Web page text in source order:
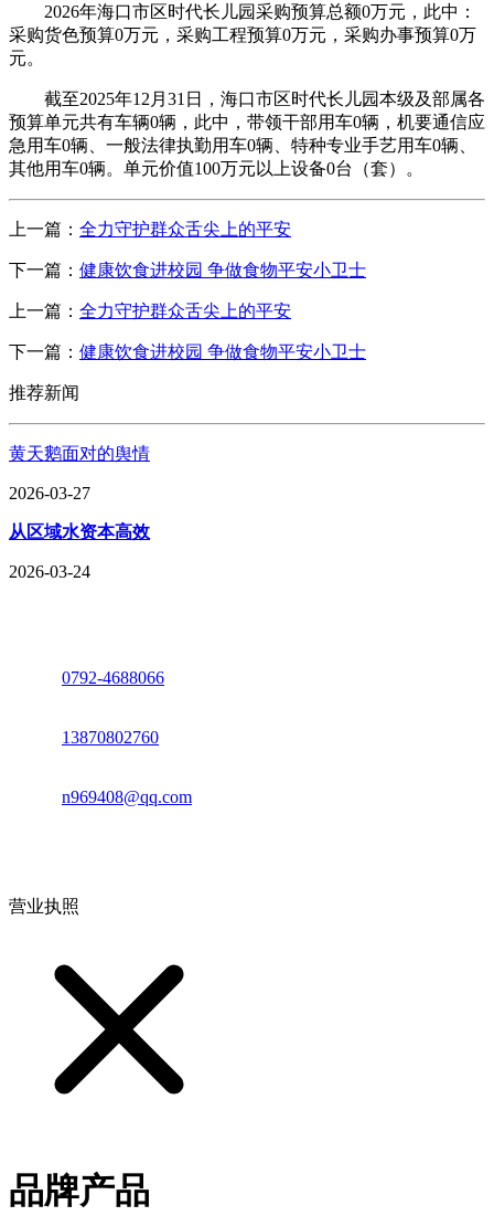
2026年海口市区时代长儿园采购预算总额0万元，此中：
采购货色预算0万元，采购工程预算0万元，采购办事预算0万
元。
截至2025年12月31日，海口市区时代长儿园本级及部属各
预算单元共有车辆0辆，此中，带领干部用车0辆，机要通信应
急用车0辆、一般法律执勤用车0辆、特种专业手艺用车0辆、
其他用车0辆。单元价值100万元以上设备0台（套）。
上一篇： 全力守护群众舌尖上的平安
下一篇： 健康饮食进校园 争做食物平安小卫士
上一篇： 全力守护群众舌尖上的平安
下一篇： 健康饮食进校园 争做食物平安小卫士
推荐新闻
黄天鹅面对的舆情
2026-03-27
从区域水资本高效
2026-03-24
0792-4688066
13870802760
n969408@qq.com
营业执照
品牌产品